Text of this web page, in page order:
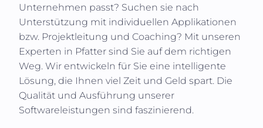
Unternehmen passt? Suchen sie nach
Unterstützung mit individuellen Applikationen
bzw. Projektleitung und Coaching? Mit unseren
Experten in Pfatter sind Sie auf dem richtigen
Weg. Wir entwickeln für Sie eine intelligente
Lösung, die Ihnen viel Zeit und Geld spart. Die
Qualität und Ausführung unserer
Softwareleistungen sind faszinierend.